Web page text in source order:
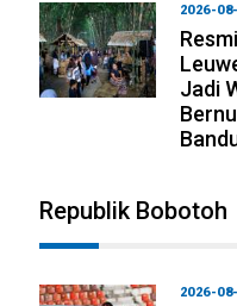
2026-
Jadi
Republik Bobotoh
2026-